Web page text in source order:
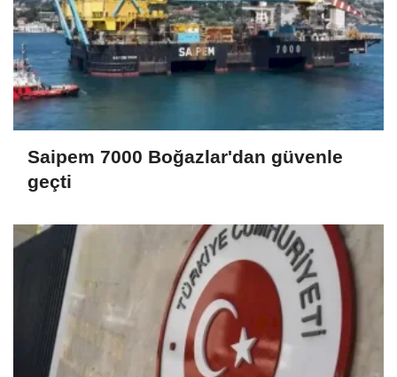
Saipem 7000 Boğazlar'dan güvenle
geçti